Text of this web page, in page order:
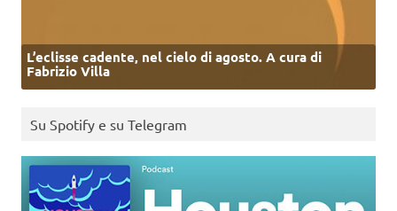
L’eclisse cadente, nel cielo di agosto. A cura di
Fabrizio Villa
Su Spotify e su Telegram